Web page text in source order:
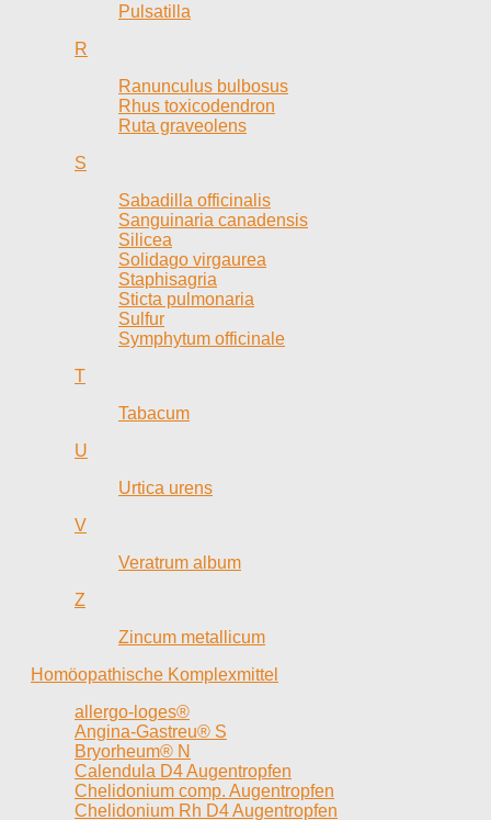
Pulsatilla
R
Ranunculus bulbosus
Rhus toxicodendron
Ruta graveolens
S
Sabadilla officinalis
Sanguinaria canadensis
Silicea
Solidago virgaurea
Staphisagria
Sticta pulmonaria
Sulfur
Symphytum officinale
T
Tabacum
U
Urtica urens
V
Veratrum album
Z
Zincum metallicum
Homöopathische Komplexmittel
allergo-loges®
Angina-Gastreu® S
Bryorheum® N
Calendula D4 Augentropfen
Chelidonium comp. Augentropfen
Chelidonium Rh D4 Augentropfen